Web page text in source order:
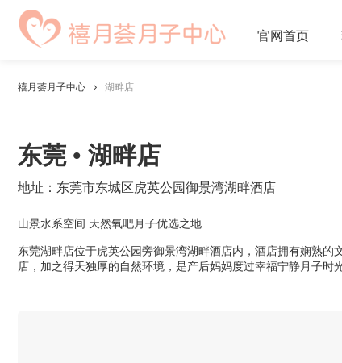
官网首页
禧月荟月子中心 湖畔店
东莞 • 湖畔店
地址：东莞市东城区虎英公园御景湾湖畔酒店
山景水系空间 天然氧吧月子优选之地
东莞湖畔店位于虎英公园旁御景湾湖畔酒店内，酒店拥有娴熟的
店，加之得天独厚的自然环境，是产后妈妈度过幸福宁静月子时